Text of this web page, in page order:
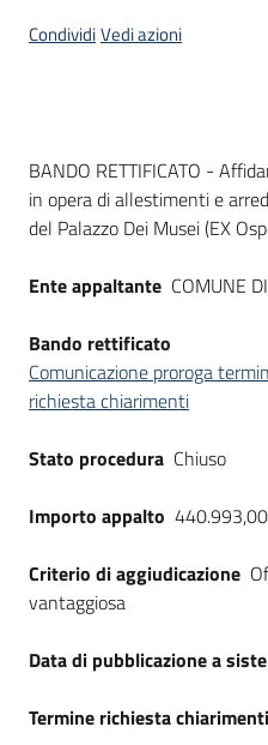
CondividiVedi azioni
Dati del bando
BANDO RETTIFICATO -
in opera di allestimenti e
del Palazzo Dei Musei (EX
Ente appaltante COMUNE
Bando rettificato
Comunicazione proroga
richiesta chiarimenti
Stato procedura Chiuso
Importo appalto
Criterio di aggiudicazione
vantaggiosa
Data di pubblicazione a
Termine richiesta chiarimenti